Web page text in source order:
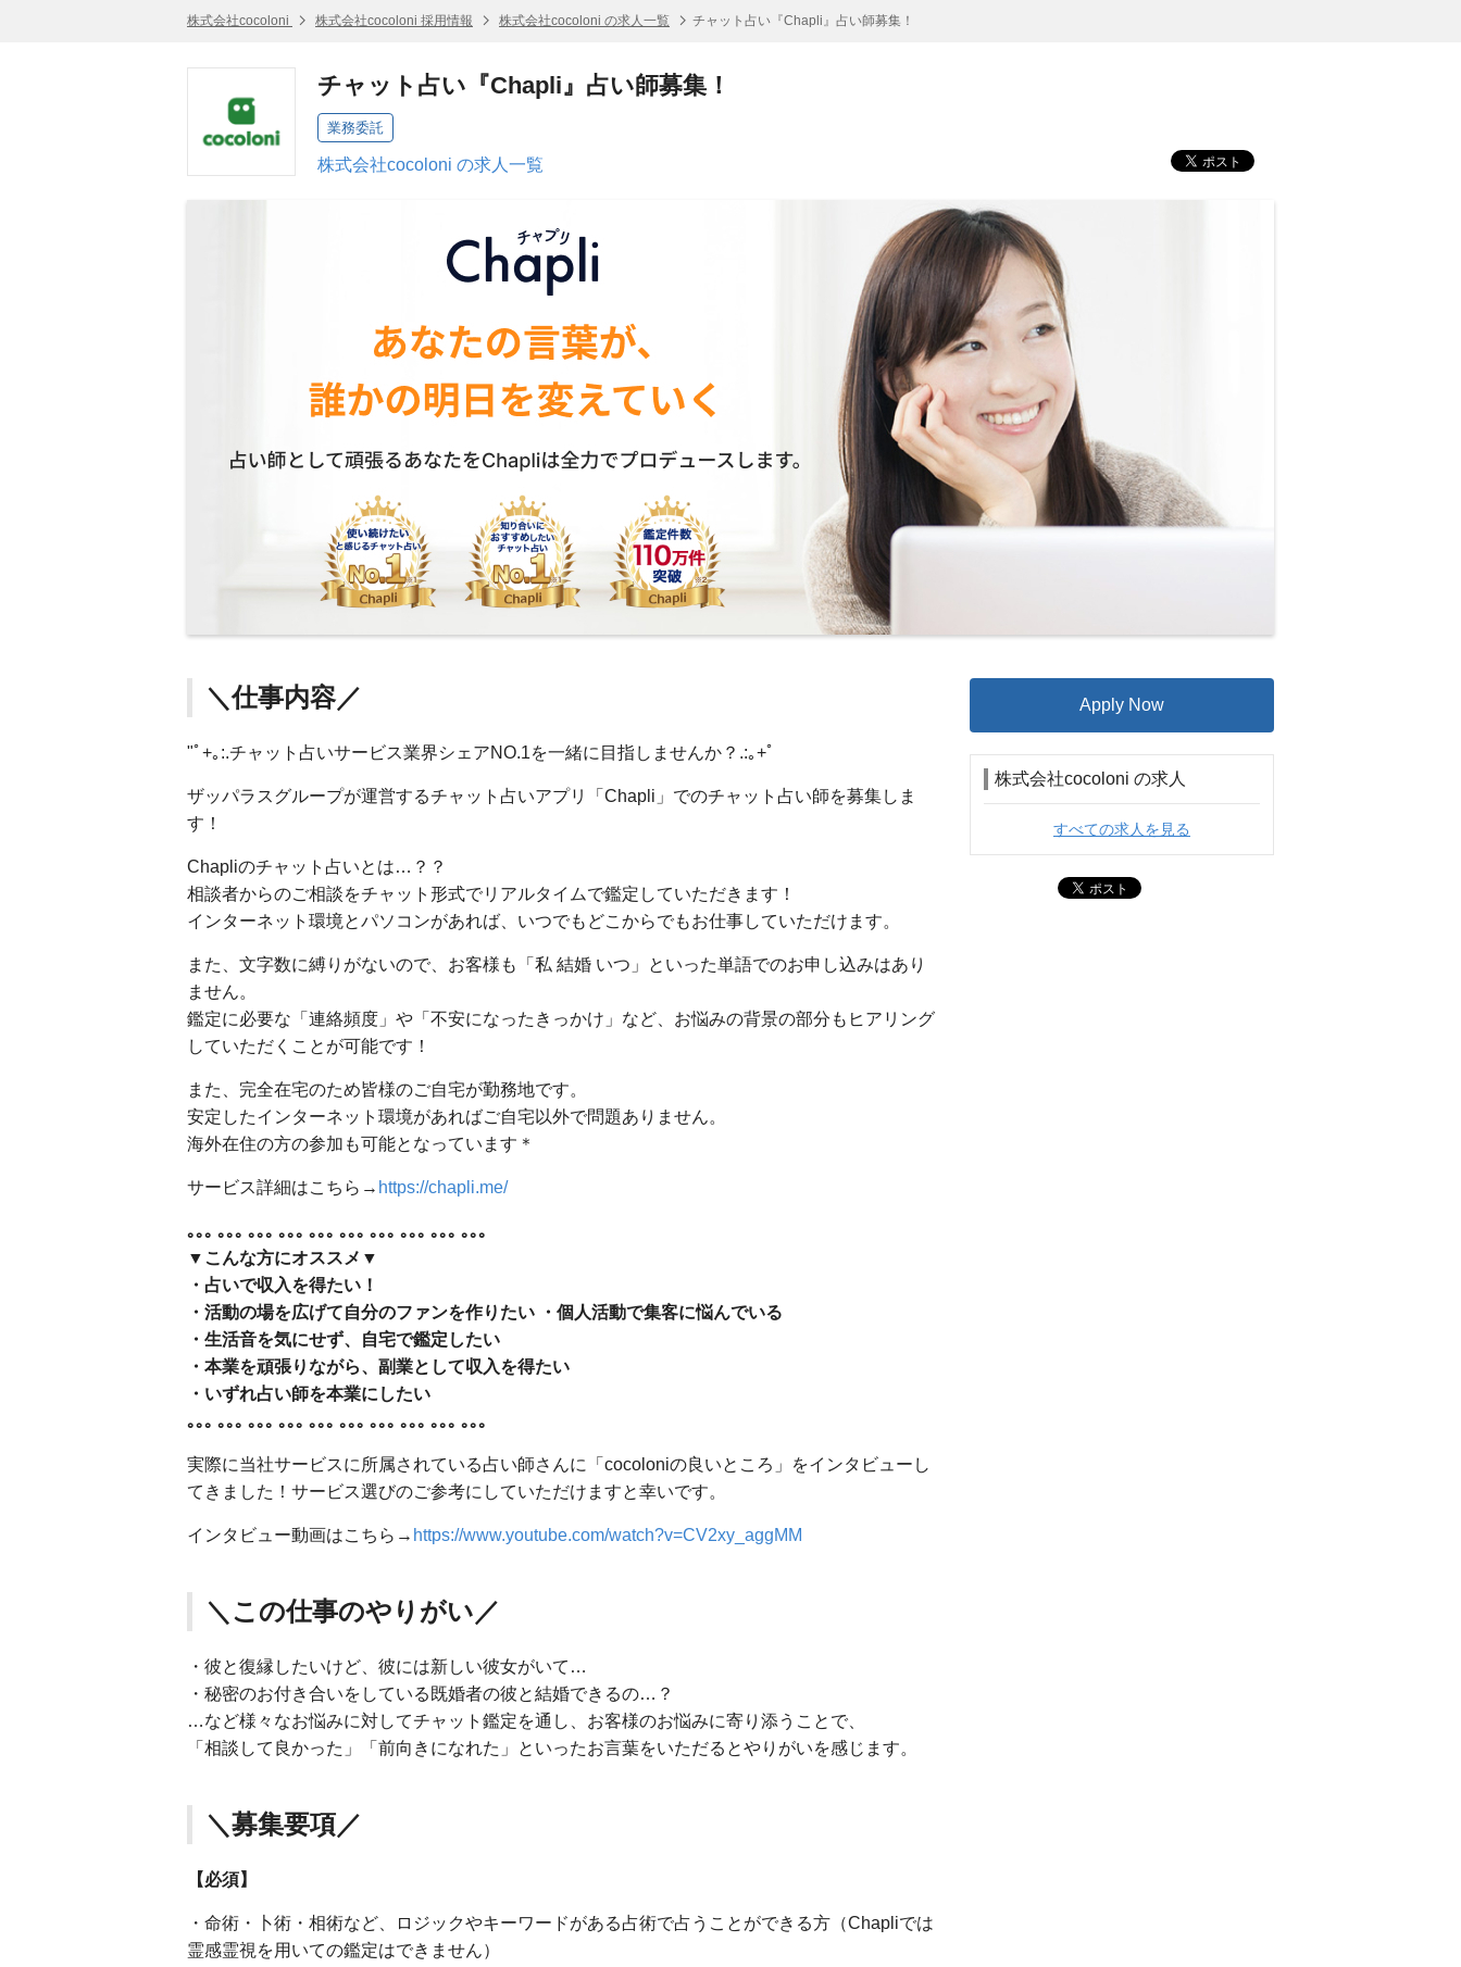
株式会社cocoloni 株式会社cocoloni 採用情報 株式会社cocoloni の求人一覧 チャット占い『Chapli』占い師募集！
チャット占い『Chapli』占い師募集！
業務委託
株式会社cocoloni の求人一覧
＼仕事内容／
"ﾟ+｡:.チャット占いサービス業界シェアNO.1を一緒に目指しませんか？.:｡+ﾟ
ザッパラスグループが運営するチャット占いアプリ「Chapli」でのチャット占い師を募集しま
す！
Chapliのチャット占いとは…？？
相談者からのご相談をチャット形式でリアルタイムで鑑定していただきます！
インターネット環境とパソコンがあれば、いつでもどこからでもお仕事していただけます。
また、文字数に縛りがないので、お客様も「私 結婚 いつ」といった単語でのお申し込みはあり
ません。
鑑定に必要な「連絡頻度」や「不安になったきっかけ」など、お悩みの背景の部分もヒアリング
していただくことが可能です！
また、完全在宅のため皆様のご自宅が勤務地です。
安定したインターネット環境があればご自宅以外で問題ありません。
海外在住の方の参加も可能となっています＊
サービス詳細はこちら→ https://chapli.me/
｡｡｡ ｡｡｡ ｡｡｡ ｡｡｡ ｡｡｡ ｡｡｡ ｡｡｡ ｡｡｡ ｡｡｡ ｡｡｡
▼こんな方にオススメ▼
・占いで収入を得たい！
・活動の場を広げて自分のファンを作りたい
・個人活動で集客に悩んでいる
・生活音を気にせず、自宅で鑑定したい
・本業を頑張りながら、副業として収入を得たい
・いずれ占い師を本業にしたい
｡｡｡ ｡｡｡ ｡｡｡ ｡｡｡ ｡｡｡ ｡｡｡ ｡｡｡ ｡｡｡ ｡｡｡ ｡｡｡
実際に当社サービスに所属されている占い師さんに「cocoloniの良いところ」をインタビューし
てきました！サービス選びのご参考にしていただけますと幸いです。
インタビュー動画はこちら→ https://www.youtube.com/watch?v=CV2xy_aggMM
＼この仕事のやりがい／
・彼と復縁したいけど、彼には新しい彼女がいて…
・秘密のお付き合いをしている既婚者の彼と結婚できるの…？
…など様々なお悩みに対してチャット鑑定を通し、お客様のお悩みに寄り添うことで、
「相談して良かった」「前向きになれた」といったお言葉をいただるとやりがいを感じます。
＼募集要項／
【必須】
・命術・卜術・相術など、ロジックやキーワードがある占術で占うことができる方（Chapliでは
霊感霊視を用いての鑑定はできません）
Apply Now
株式会社cocoloni の求人
すべての求人を見る